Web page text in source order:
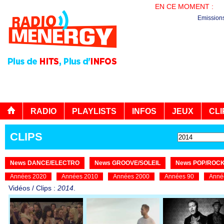
EN CE MOMENT :
RADIO PLAYLISTS INFOS JEUX
CLIPS
News DANCE/ELECTRO News GROOVE/SOLEIL
News POP/
Années 2020
Années 2010 Années 2000 Années 90
Vidéos / Clips : 2014